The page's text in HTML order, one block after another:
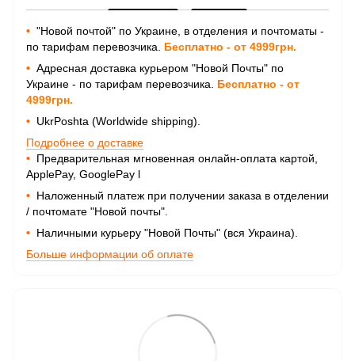
• "Новой почтой" по Украине, в отделения и почтоматы -
по тарифам перевозчика. Бесплатно - от 4999грн.
• Адресная доставка курьером "Новой Почты" по
Украине - по тарифам перевозчика. Бесплатно - от
4999грн.
• UkrPoshta (Worldwide shipping).
Подробнее о доставке
• Предварительная мгновенная онлайн-оплата картой,
ApplePay, GooglePay l
• Наложенный платеж при получении заказа в отделении
/ почтомате "Новой почты".
• Наличными курьеру "Новой Почты" (вся Украина).
Больше информации об оплате